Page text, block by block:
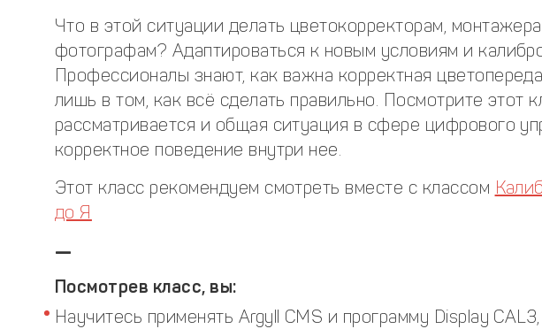
Что в этой ситуации делать цветокорректорам,
фотографам? Адаптироваться к новым условиям и
Профессионалы знают, как важна корректная
лишь в том, как всё сделать правильно. Посмотрите этот
рассматривается и общая ситуация в сфере цифрового
корректное поведение внутри нее.
Этот класс рекомендуем смотреть вместе с классом
до Я
—
Посмотрев класс, вы:
Научитесь применять Argyll CMS и программу Display